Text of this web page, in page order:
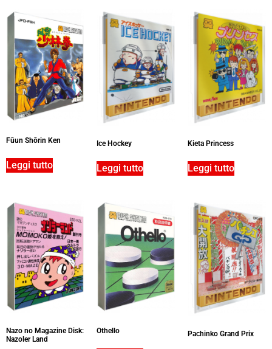
Fūun Shōrin Ken
Leggi tutto
Ice Hockey
Leggi tutto
Kieta Princess
Leggi tutto
Nazo no Magazine Disk:
Nazoler Land
Othello Pachinko Grand Prix